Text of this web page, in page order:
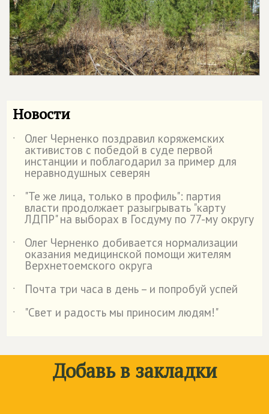
Новости
˙ Олег Черненко поздравил коряжемских
активистов с победой в суде первой
инстанции и поблагодарил за пример для
неравнодушных северян
˙
"Те же лица, только в профиль": партия
власти продолжает разыгрывать "карту
ЛДПР" на выборах в Госдуму по 77-му округу
˙
Олег Черненко добивается нормализации
оказания медицинской помощи жителям
Верхнетоемского округа
˙
Почта три часа в день – и попробуй успей
˙
"Свет и радость мы приносим людям!"
Добавь в закладки